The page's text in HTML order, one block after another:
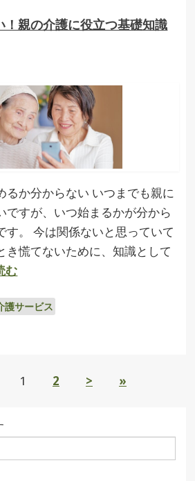
！親の介護に役立つ基礎知識
るか分からない いつまでも親に
ですが、いつ始まるかが分から
す。 今は関係ないと思っていて
き慌てないために、知識として
む
護サービス
1 2 > »